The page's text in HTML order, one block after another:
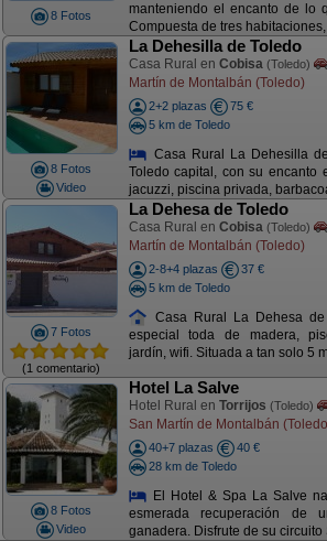
8 Fotos
manteniendo el encanto de lo
Compuesta de tres
8 Fotos
Video
La Dehesilla de Toledo
Casa Rural en Cobisa (Toledo)
Martín de Montalbán (Toledo)
2+2 plazas
75 €
5 km de Toledo
Casa Rural La Dehesilla
Toledo capital, con su encanto
jacuzzi, piscina privada,
7 Fotos
(1 comentario)
La Dehesa de Toledo
Casa Rural en Cobisa (Toledo)
Martín de Montalbán (Toledo)
2-8+4 plazas
37 €
5 km de Toledo
Casa Rural La Dehesa
especial toda de madera,
jardín, wifi. Situada a tan solo 5
8 Fotos
Video
Hotel La Salve
Hotel Rural en Torrijos (Toledo)
San Martín de Montalbán
40+7 plazas
40 €
28 km de Toledo
El Hotel & Spa La Salve
esmerada recuperación de
ganadera. Disfrute de su circuito